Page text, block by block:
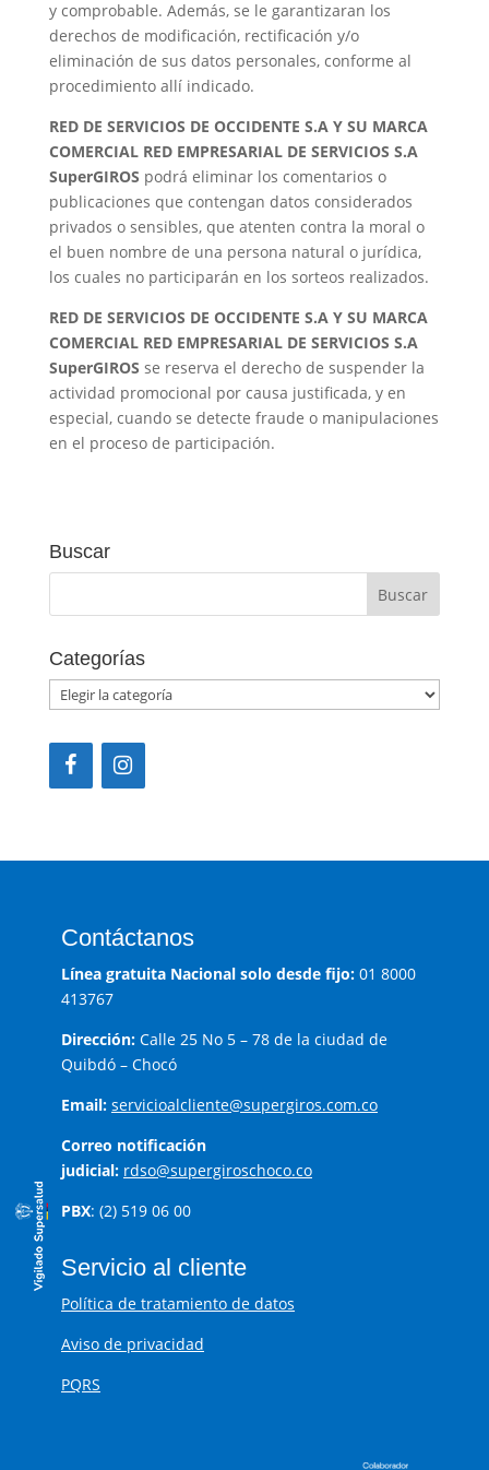
y comprobable. Además, se le garantizaran los
derechos de modificación, rectificación y/o
eliminación de sus datos personales, conforme al
procedimiento allí indicado.
RED DE SERVICIOS DE OCCIDENTE S.A Y SU MARCA
COMERCIAL RED EMPRESARIAL DE SERVICIOS S.A
SuperGIROS podrá eliminar los comentarios o
publicaciones que contengan datos considerados
privados o sensibles, que atenten contra la moral o
el buen nombre de una persona natural o jurídica,
los cuales no participarán en los sorteos realizados.
RED DE SERVICIOS DE OCCIDENTE S.A Y SU MARCA
COMERCIAL RED EMPRESARIAL DE SERVICIOS S.A
SuperGIROS se reserva el derecho de suspender la
actividad promocional por causa justificada, y en
especial, cuando se detecte fraude o manipulaciones
en el proceso de participación.
Buscar
Categorías
Categorías
Contáctanos
Línea gratuita Nacional solo desde fijo: 01 8000
413767
Dirección: Calle 25 No 5 – 78 de la ciudad de
Quibdó – Chocó
Email: servicioalcliente@supergiros.com.co
Correo notificación
judicial: rdso@supergiroschoco.co
PBX: (2) 519 06 00
Servicio al cliente
Política de tratamiento de datos
Aviso de privacidad
PQRS